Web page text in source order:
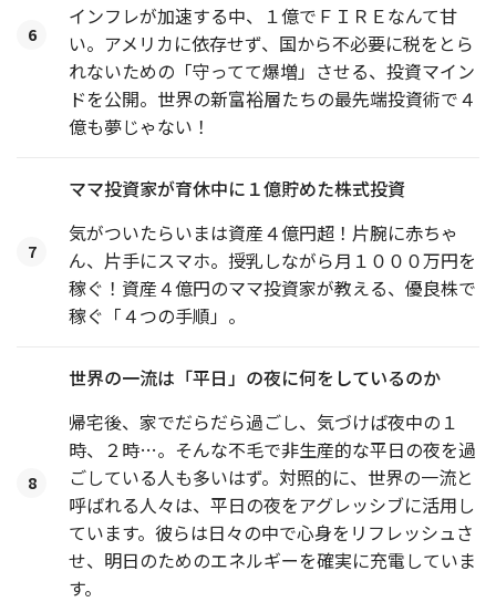
6
インフレが加速する中、１億でＦＩＲＥなんて甘
い。アメリカに依存せず、国から不必要に税をとら
れないための「守ってて爆増」させる、投資マイン
ドを公開。世界の新富裕層たちの最先端投資術で４
億も夢じゃない！
7
ママ投資家が育休中に１億貯めた株式投資
気がついたらいまは資産４億円超！片腕に赤ちゃ
ん、片手にスマホ。授乳しながら月１０００万円を
稼ぐ！資産４億円のママ投資家が教える、優良株で
稼ぐ「４つの手順」。
8
世界の一流は「平日」の夜に何をしているのか
帰宅後、家でだらだら過ごし、気づけば夜中の１
時、２時…。そんな不毛で非生産的な平日の夜を過
ごしている人も多いはず。対照的に、世界の一流と
呼ばれる人々は、平日の夜をアグレッシブに活用し
ています。彼らは日々の中で心身をリフレッシュさ
せ、明日のためのエネルギーを確実に充電していま
す。